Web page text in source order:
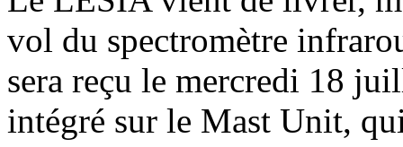
vol du spectromètre
sera reçu le mercredi 18
intégré sur le Mast Unit,